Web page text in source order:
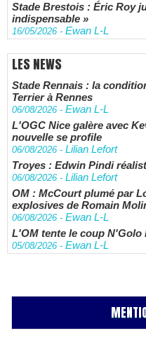
Stade Brestois : Éric Roy
indispensable »
16/05/2026 - Ewan L-L
LES NEWS
Stade Rennais : la
Terrier à Rennes
06/08/2026 - Ewan L-L
L'OGC Nice galère avec
nouvelle se profile
06/08/2026 - Lilian Lefort
Troyes : Edwin Pindi
06/08/2026 - Lilian Lefort
OM : McCourt plumé par
explosives de Romain
06/08/2026 - Ewan L-L
L'OM tente le coup N'Golo
05/08/2026 - Ewan L-L